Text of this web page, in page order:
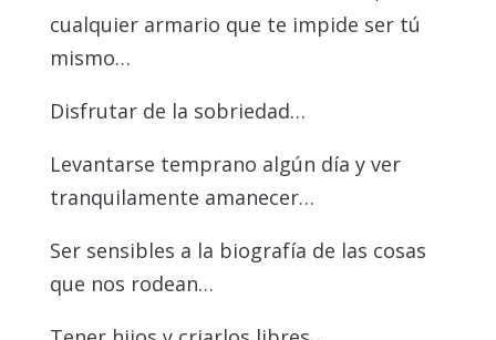
cualquier armario que te impide ser tú
mismo…
Disfrutar de la sobriedad…
Levantarse temprano algún día y ver
tranquilamente amanecer…
Ser sensibles a la biografía de las cosas
que nos rodean…